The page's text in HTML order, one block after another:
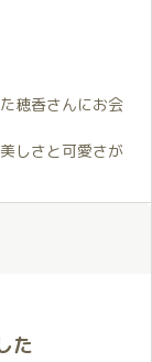
見えます。
か色っぽく柔ら
間があって、毎
あるのですが、
しまい気付けば
穂香さんの隣に
。
しむ事も出来ま
食べながらの会
にビックリ😍
に熱い抱擁。
キリ🎉
いされたみたい
喜んでくれたの
ればいいなと思
すが、その中で
生月には再度リ
いうことでお願
ていて、笑顔で
穂香さんにお会
しさと可愛さが
して聴かせてく
ービスで底なし
てくれる穂香さ
い安心感を与え
た